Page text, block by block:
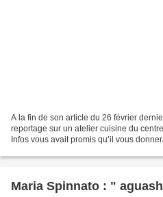
A la fin de son article du 26 février
reportage sur un atelier cuisine du
Infos vous avait promis qu’il vous
Maria Spinnato : "